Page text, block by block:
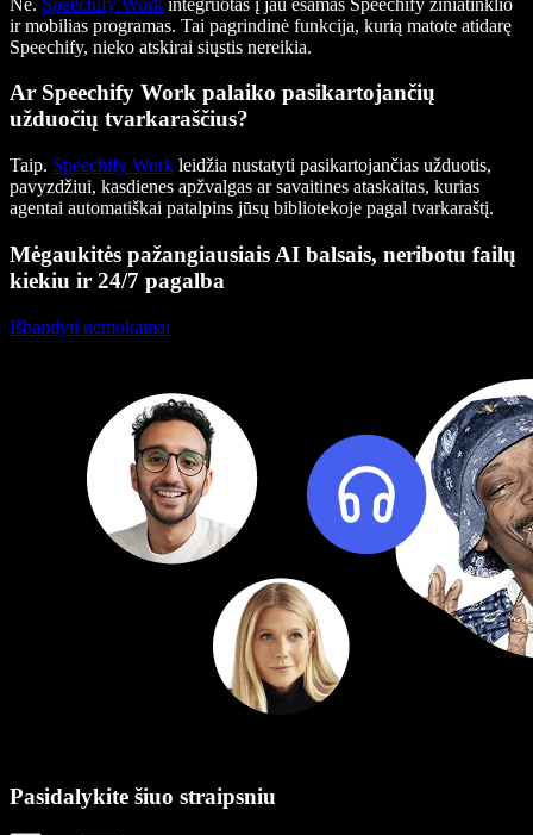
ir mobilias programas. Tai pagrindinė funkcija, kurią matote atidarę
Speechify, nieko atskirai siųstis nereikia.
Ar Speechify Work palaiko pasikartojančių
užduočių tvarkaraščius?
Taip. Speechify Work leidžia nustatyti pasikartojančias užduotis,
pavyzdžiui, kasdienes apžvalgas ar savaitines ataskaitas, kurias
agentai automatiškai patalpins jūsų bibliotekoje pagal tvarkaraštį.
Mėgaukitės pažangiausiais AI balsais, neribotu failų
kiekiu ir 24/7 pagalba
Išbandyti nemokamai
Pasidalykite šiuo straipsniu